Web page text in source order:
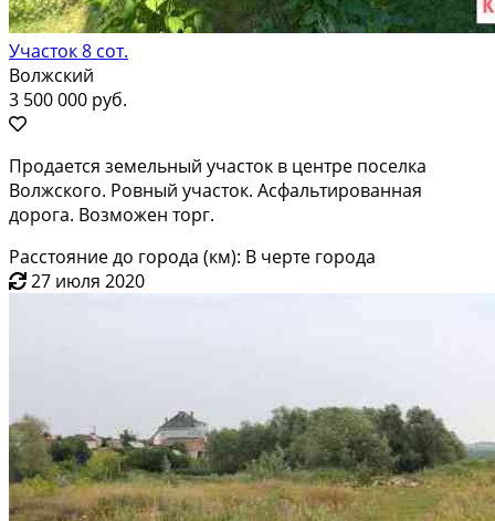
Участок 8 сот.
Волжский
3 500 000 руб.
Продается земельный участок в центре поселка
Волжского. Ровный участок. Асфальтированная
дорога. Возможен торг.
Расстояние до города (км): В черте города
27 июля 2020